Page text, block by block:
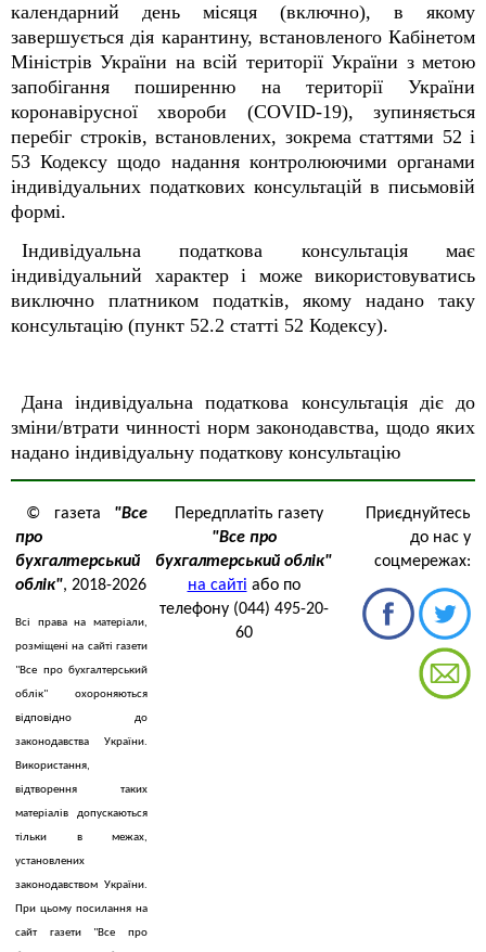
календарний день місяця (включно), в якому
завершується дія карантину, встановленого Кабінетом
Міністрів України на всій території України з метою
запобігання поширенню на території України
коронавірусної хвороби (COVID-19), зупиняється
перебіг строків, встановлених, зокрема статтями 52 і
53 Кодексу щодо надання контролюючими органами
індивідуальних податкових консультацій в письмовій
формі.
Індивідуальна податкова консультація має
індивідуальний характер і може використовуватись
виключно платником податків, якому надано таку
консультацію (пункт 52.2 статті 52 Кодексу).
Дана індивідуальна податкова консультація діє до
зміни/втрати чинності норм законодавства, щодо яких
надано індивідуальну податкову консультацію
© газета "Все
про
бухгалтерський
облік", 2018-2026
Всі права на матеріали,
розміщені на сайті газети
"Все про бухгалтерський
облік" охороняються
відповідно до
законодавства України.
Використання,
відтворення таких
матеріалів допускаються
тільки в межах,
установлених
законодавством України.
При цьому посилання на
сайт газети "Все про
Передплатіть газету
"Все про
бухгалтерський облік"
на сайті або по
телефону (044) 495-20-
60
Приєднуйтесь
до нас у
соцмережах: